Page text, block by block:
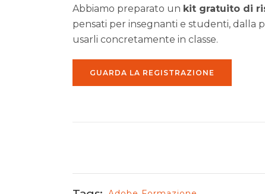
Abbiamo preparato un kit gratuito di
pensati per insegnanti e studenti, dalla
usarli concretamente in classe.
GUARDA LA REGISTRAZIONE